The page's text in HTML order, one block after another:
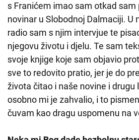
s Franićem imao sam otkad sam
novinar u Slobodnoj Dalmaciji. U
radio sam s njim intervjue te
njegovu životu i djelu. Te sam
svoje knjige koje sam objavio
sve to redovito pratio, jer je do
života čitao i naše novine i drugu
osobno mi je zahvalio, i to
čuvam kao dragu uspomenu na